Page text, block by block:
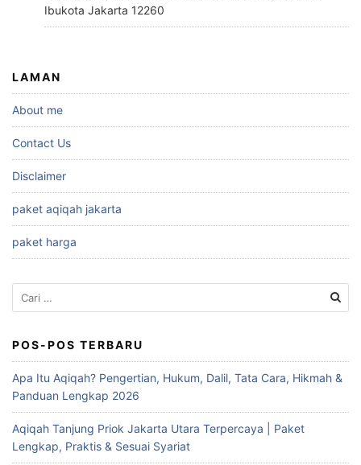
Ibukota Jakarta 12260
LAMAN
About me
Contact Us
Disclaimer
paket aqiqah jakarta
paket harga
Cari
untuk:
POS-POS TERBARU
Apa Itu Aqiqah? Pengertian, Hukum, Dalil, Tata Cara, Hikmah &
Panduan Lengkap 2026
Aqiqah Tanjung Priok Jakarta Utara Terpercaya | Paket
Lengkap, Praktis & Sesuai Syariat